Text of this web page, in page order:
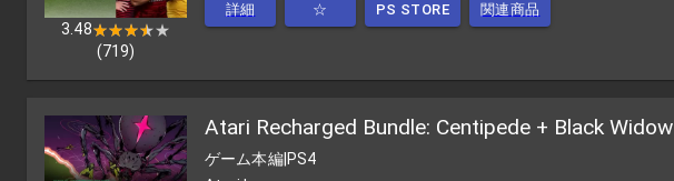
3.48★★★★★
★★★★★
(719)
詳細 ☆ PS STORE 関連商品
Atari Recharged Bundle: Centipede + Black Widow
ゲーム本編|PS4